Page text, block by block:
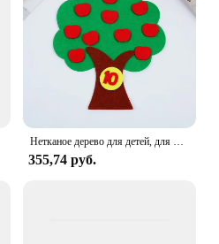
Нетканое дерево для детей, для раннего обучения, для самостоятельной сборки, T-N яблоня, банан, бабочка
355,74 руб.